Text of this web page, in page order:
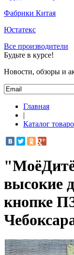
Фабрики Китая
Юстатекс
Все производители
Будьте в курсе!
Новости, обзоры и
Главная
|
Каталог
высокие
кнопке